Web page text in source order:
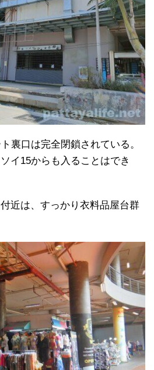
裏口は完全閉鎖されている。
イ15からも入ることはでき
近は、すっかり衣料品屋台群